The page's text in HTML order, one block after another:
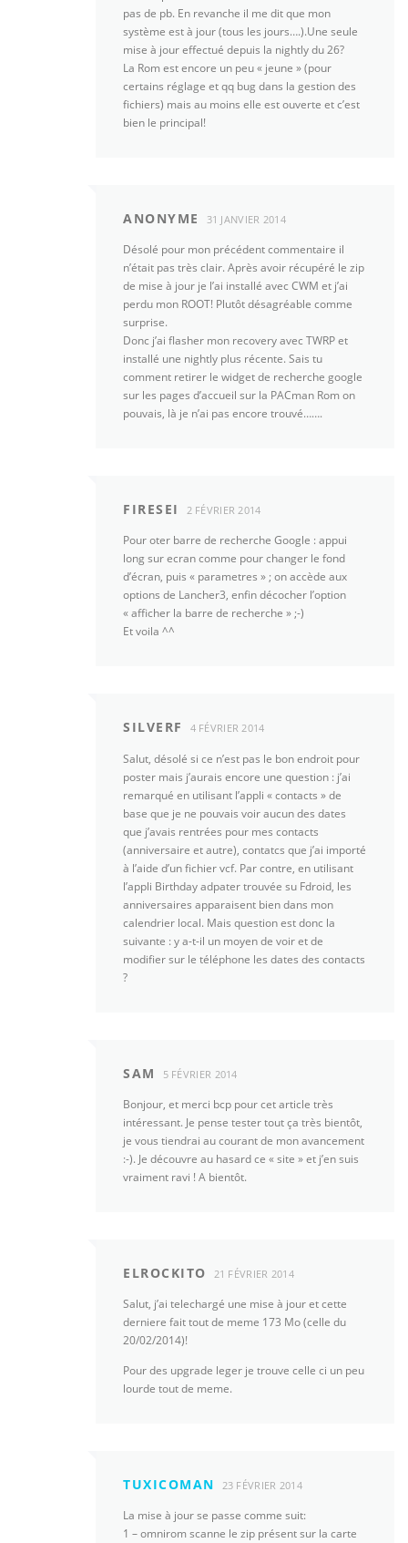
pas de pb. En revanche il me dit que mon
système est à jour (tous les jours….).Une seule
mise à jour effectué depuis la nightly du 26?
La Rom est encore un peu « jeune » (pour
certains réglage et qq bug dans la gestion des
fichiers) mais au moins elle est ouverte et c’est
bien le principal!
ANONYME 31 JANVIER 2014
Désolé pour mon précédent commentaire il
n’était pas très clair. Après avoir récupéré le zip
de mise à jour je l’ai installé avec CWM et j’ai
perdu mon ROOT! Plutôt désagréable comme
surprise.
Donc j’ai flasher mon recovery avec TWRP et
installé une nightly plus récente. Sais tu
comment retirer le widget de recherche google
sur les pages d’accueil sur la PACman Rom on
pouvais, là je n’ai pas encore trouvé…….
FIRESEI 2 FÉVRIER 2014
Pour oter barre de recherche Google : appui
long sur ecran comme pour changer le fond
d’écran, puis « parametres » ; on accède aux
options de Lancher3, enfin décocher l’option
« afficher la barre de recherche » ;-)
Et voila ^^
SILVERF 4 FÉVRIER 2014
Salut, désolé si ce n’est pas le bon endroit pour
poster mais j’aurais encore une question : j’ai
remarqué en utilisant l’appli « contacts » de
base que je ne pouvais voir aucun des dates
que j’avais rentrées pour mes contacts
(anniversaire et autre), contatcs que j’ai importé
à l’aide d’un fichier vcf. Par contre, en utilisant
l’appli Birthday adpater trouvée su Fdroid, les
anniversaires apparaisent bien dans mon
calendrier local. Mais question est donc la
suivante : y a-t-il un moyen de voir et de
modifier sur le téléphone les dates des contacts
?
SAM 5 FÉVRIER 2014
Bonjour, et merci bcp pour cet article très
intéressant. Je pense tester tout ça très bientôt,
je vous tiendrai au courant de mon avancement
:-). Je découvre au hasard ce « site » et j’en suis
vraiment ravi ! A bientôt.
ELROCKITO 21 FÉVRIER 2014
Salut, j’ai telechargé une mise à jour et cette
derniere fait tout de meme 173 Mo (celle du
20/02/2014)!
Pour des upgrade leger je trouve celle ci un peu
lourde tout de meme.
TUXICOMAN 23 FÉVRIER 2014
La mise à jour se passe comme suit:
1 – omnirom scanne le zip présent sur la carte